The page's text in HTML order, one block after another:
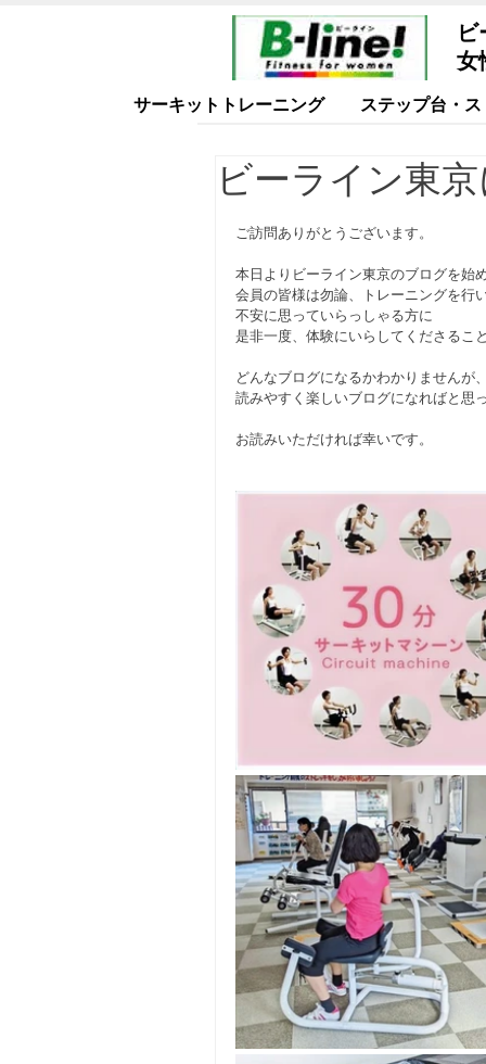
女
サーキットトレーニング ステップ台・
ビーライン東
ご訪問ありがとうございます。
本日よりビーライン東京のブログを始め
会員の皆様は勿論、トレーニングを行
不安に思っていらっしゃる方に
是非一度、体験にいらしてくださるこ
どんなブログになるかわかりませんが、
読みやすく楽しいブログになればと思
お読みいただければ幸いです。